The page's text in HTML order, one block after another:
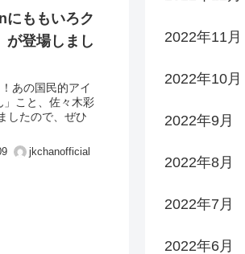
にももいろク
が登場しまし
あの国民的アイ
」こと、佐々木彩
したので、ぜひ
jkchanofficial
2022年11月
2022年10月
2022年9月
2022年8月
2022年7月
2022年6月